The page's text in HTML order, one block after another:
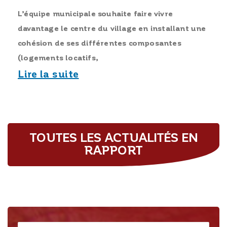
L’équipe municipale souhaite faire vivre
davantage le centre du village en installant une
cohésion de ses différentes composantes
(logements locatifs,
Lire la suite
TOUTES LES ACTUALITÉS EN
RAPPORT